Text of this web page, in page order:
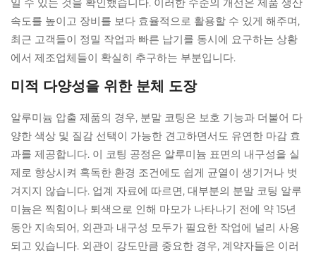
속도를 높이고 장비를 보다 효율적으로 활용할 수 있게 해주며,
최근 고객들이 정밀 작업과 빠른 납기를 동시에 요구하는 상황
에서 제조업체들이 확실히 추구하는 부분입니다.
미적 다양성을 위한 분체 도장
알루미늄 압출 제품의 경우, 분말 코팅은 보호 기능과 더불어 다
양한 색상 및 질감 선택이 가능한 견고하면서도 유연한 마감 효
과를 제공합니다. 이 코팅 공정은 알루미늄 표면의 내구성을 실
제로 향상시켜 혹독한 환경 조건에도 쉽게 균열이 생기거나 벗
겨지지 않습니다. 업계 자료에 따르면, 대부분의 분말 코팅 알루
미늄은 찍힘이나 퇴색으로 인해 마모가 나타나기 전에 약 15년
동안 지속되어, 외관과 내구성 모두가 필요한 작업에 널리 사용
되고 있습니다. 외관이 강도만큼 중요한 경우, 계약자들은 이러